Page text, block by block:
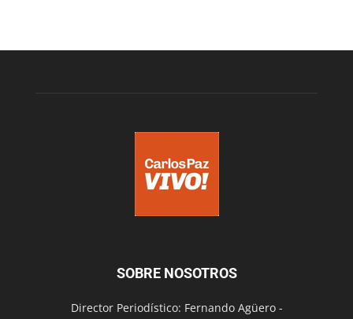
SOBRE NOSOTROS
Director Periodístico: Fernando Agüero -